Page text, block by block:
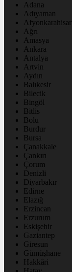
Adana
Adıyaman
Afyonkarahisar
Ağrı
Amasya
Ankara
Antalya
Artvin
Aydın
Balıkesir
Bilecik
Bingöl
Bitlis
Bolu
Burdur
Bursa
Çanakkale
Çankırı
Çorum
Denizli
Diyarbakır
Edirne
Elazığ
Erzincan
Erzurum
Eskişehir
Gaziantep
Giresun
Gümüşhane
Hakkâri